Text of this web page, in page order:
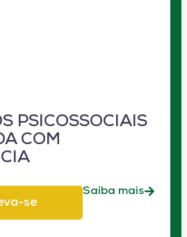
PSICOSSOCIAIS
COM
se
Saiba mais